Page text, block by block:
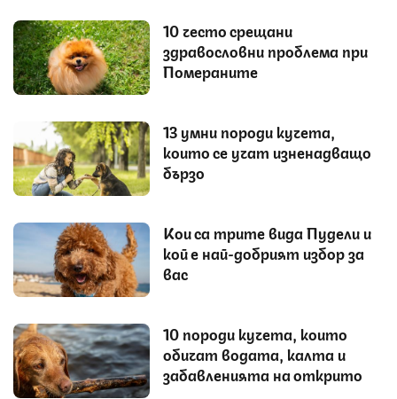
10 често срещани
здравословни проблема при
Помераните
13 умни породи кучета,
които се учат изненадващо
бързо
Кои са трите вида Пудели и
кой е най-добрият избор за
вас
10 породи кучета, които
обичат водата, калта и
забавленията на открито